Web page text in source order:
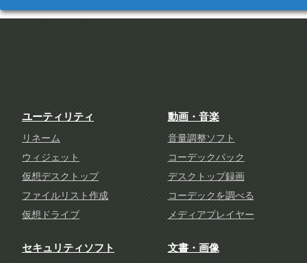
ユーティリティ
リネーム
ウィジェット
仮想デスクトップ
ファイルリスト作成
仮想ドライブ
動画・音楽
音量調整ソフト
コーデックパック
デスクトップ録画
コーデックを調べる
メディアプレイヤー
セキュリティソフト 文書・画像